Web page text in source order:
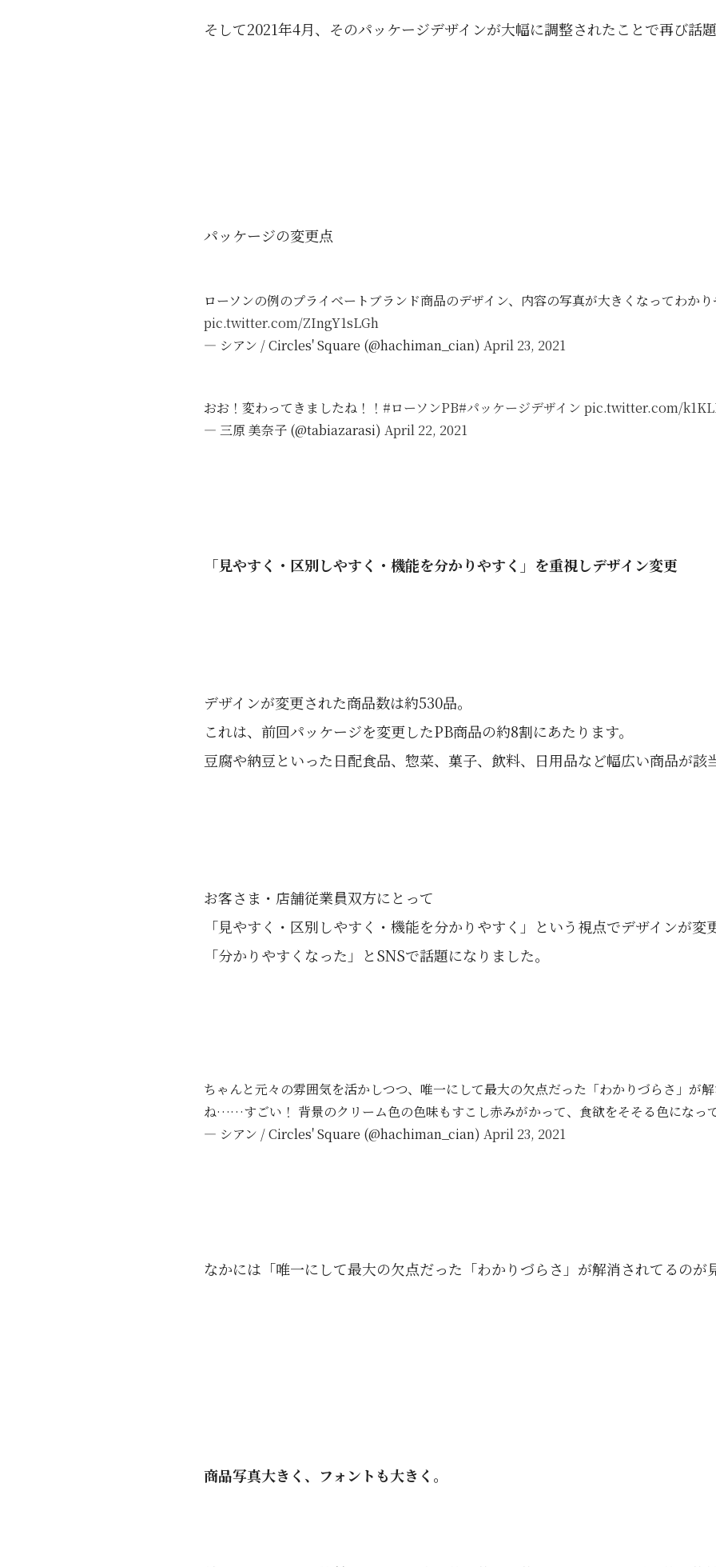
そして2021年4月、そのパッケージデザインが大幅に調整されたことで再び話題
パッケージの変更点
ローソンの例のプライベートブランド商品のデザイン、内容の写真が大きくなってわかり
pic.twitter.com/ZIngY1sLGh
— シアン / Circles' Square (@hachiman_cian) April 23, 2021
おお！変わってきましたね！！ #ローソンPB#パッケージデザイン pic.twitter.com/
— 三原 美奈子 (@tabiazarasi) April 22, 2021
「見やすく・区別しやすく・機能を分かりやすく」を重視しデザイン変更
デザインが変更された商品数は約530品。
これは、前回パッケージを変更したPB商品の約8割にあたります。
豆腐や納豆といった日配食品、惣菜、菓子、飲料、日用品など幅広い商品が該
お客さま・店舗従業員双方にとって
「見やすく・区別しやすく・機能を分かりやすく」という視点でデザインが変
「分かりやすくなった」とSNSで話題になりました。
ちゃんと元々の雰囲気を活かしつつ、唯一にして最大の欠点だった「わかりづらさ」が
ね……すごい！ 背景のクリーム色の色味もすこし赤みがかって、食欲をそそる色になって
— シアン / Circles' Square (@hachiman_cian) April 23, 2021
なかには「唯一にして最大の欠点だった「わかりづらさ」が解消されてるのが
商品写真大きく、フォントも大きく。